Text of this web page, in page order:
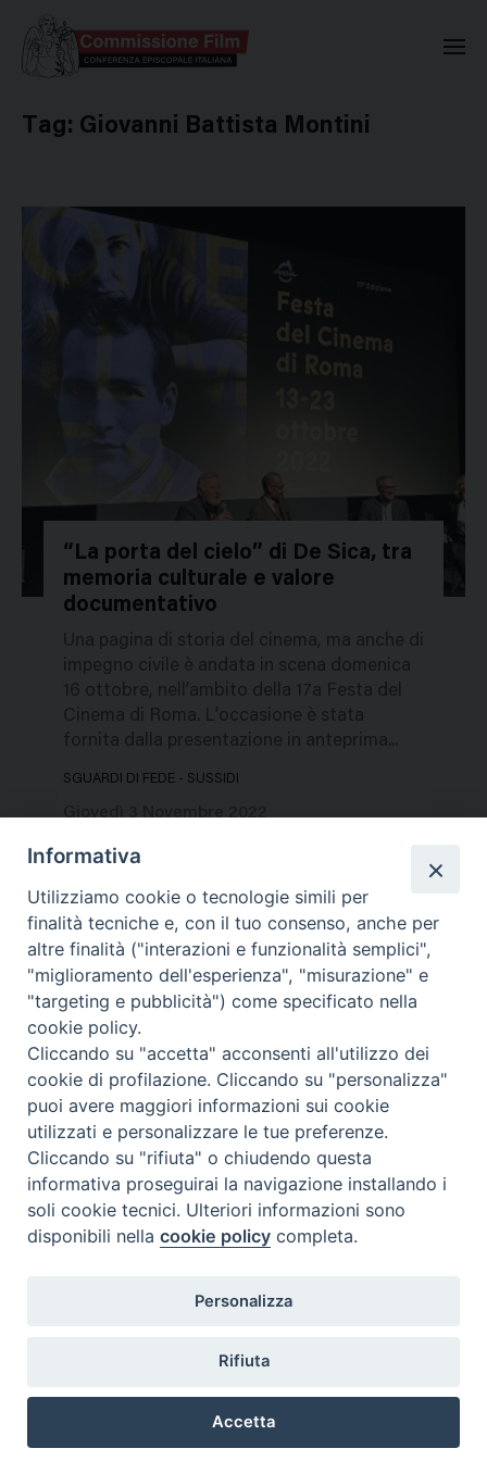
Tag: Giovanni Battista Montini
51711
“La porta del cielo” di De Sica, tra
memoria culturale e valore
documentativo
Una pagina di storia del cinema, ma anche di
impegno civile è andata in scena domenica
16 ottobre, nell’ambito della 17a Festa del
Cinema di Roma. L’occasione è stata
fornita dalla presentazione in anteprima...
SGUARDI DI FEDE - SUSSIDI
Contatti & Info
C.ne Aurelia, 50 – 00165 Roma
Contatti
Scrivi a: cnvf@chiesacattolica.it
Informativa
Utilizziamo cookie o tecnologie simili per
finalità tecniche e, con il tuo consenso, anche per
altre finalità ("interazioni e funzionalità semplici",
"miglioramento dell'esperienza", "misurazione" e
"targeting e pubblicità") come specificato nella
cookie policy.
Cliccando su "accetta" acconsenti all'utilizzo dei
cookie di profilazione. Cliccando su "personalizza"
puoi avere maggiori informazioni sui cookie
utilizzati e personalizzare le tue preferenze.
Cliccando su "rifiuta" o chiudendo questa
informativa proseguirai la navigazione installando i
soli cookie tecnici. Ulteriori informazioni sono
disponibili nellacookie policy completa.
Personalizza
Rifiuta
Accetta